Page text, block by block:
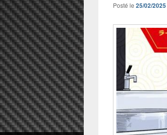
Posté le 25/02/2025